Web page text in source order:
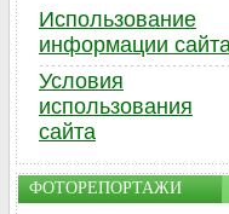
Использование
информации
Условия
использования
сайта
ФОТОРЕПОРТАЖИ